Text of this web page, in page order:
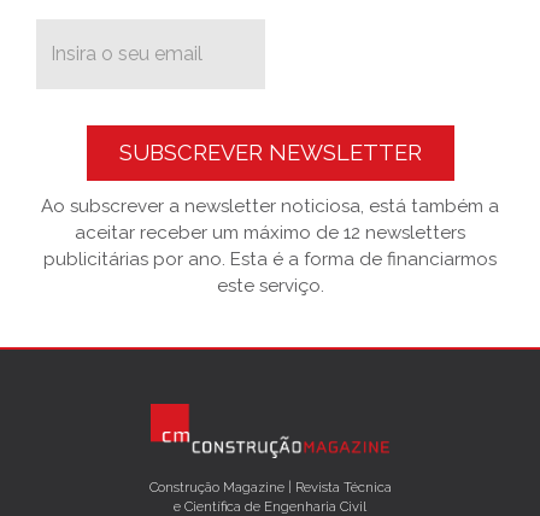
SUBSCREVER NEWSLETTER
Ao subscrever a newsletter noticiosa, está também a
aceitar receber um máximo de 12 newsletters
publicitárias por ano. Esta é a forma de financiarmos
este serviço.
Construção Magazine | Revista Técnica
e Científica de Engenharia Civil